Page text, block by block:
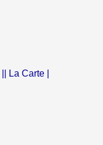
| La Carte |